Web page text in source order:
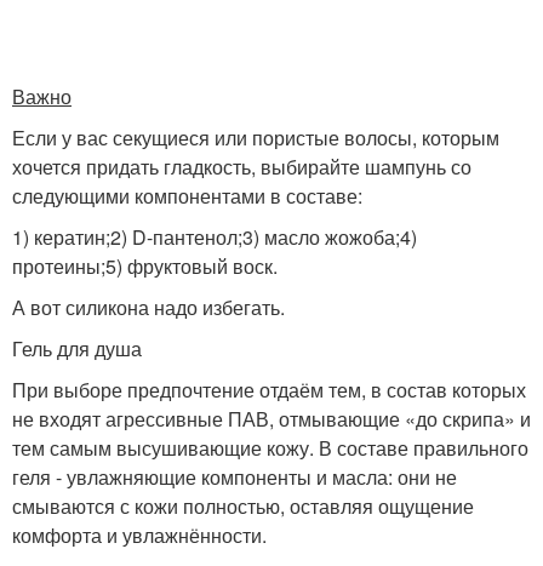
Важно
Если у вас секущиеся или пористые волосы, которым
хочется придать гладкость, выбирайте шампунь со
следующими компонентами в составе:
1) кератин;2) D-пантенол;3) масло жожоба;4)
протеины;5) фруктовый воск.
А вот силикона надо избегать.
Гель для душа
При выборе предпочтение отдаём тем, в состав которых
не входят агрессивные ПАВ, отмывающие «до скрипа» и
тем самым высушивающие кожу. В составе правильного
геля - увлажняющие компоненты и масла: они не
смываются с кожи полностью, оставляя ощущение
комфорта и увлажнённости.